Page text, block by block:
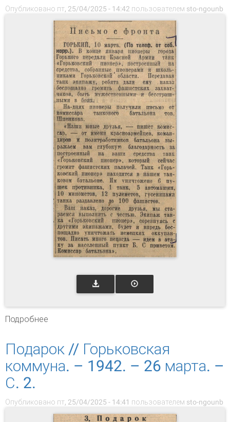
Опубликовано пт, 25/04/2025 - 14:42 пользователем sto-ngounb
Подробнее
Подарок // Горьковская
коммуна. – 1942. – 26 марта. –
С. 2.
Опубликовано пт, 25/04/2025 - 14:41 пользователем sto-ngounb